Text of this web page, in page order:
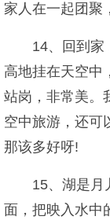
家人在一起团聚
14、回到家
高地挂在天空中
站岗，非常美。
空中旅游，还可
那该多好呀!
15、湖是月
面，把映入水中